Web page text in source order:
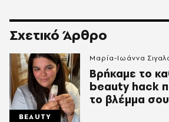
Σχετικό Άρθρο
BEAUTY
Βρήκαμε το
beauty hack
το βλέμμα σου
Μαρία-Ιωάννα